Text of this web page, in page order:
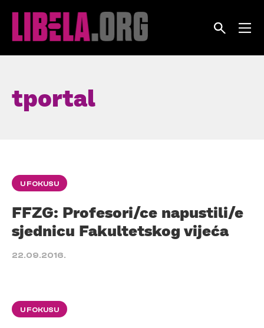
tportal
U FOKUSU
FFZG: Profesori/ce napustili/e
sjednicu Fakultetskog vijeća
22.09.2016.
U FOKUSU